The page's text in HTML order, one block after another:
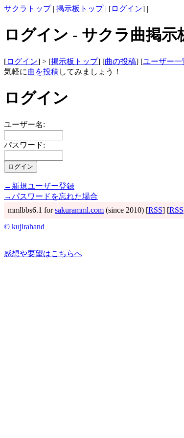
サクラトップ| 掲示板トップ| [ログイン] |
ログイン - サクラ曲掲示
[ログイン] > [掲示板トップ] [曲の投稿] [ユーザー一
気軽に曲を投稿してみましょう！
ログイン
ユーザー名:
パスワード:
→新規ユーザー登録
→パスワードを忘れた場合
mmlbbs6.1 forsakuramml.com (since 2010) [RSS] [
© kujirahand
感想や要望はこちらへ